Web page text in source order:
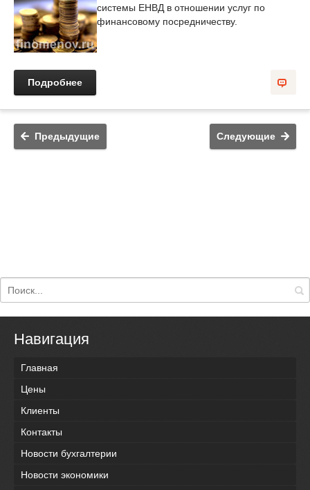
системы ЕНВД в отношении услуг по
финансовому посредничеству.
Подробнее
Предыдущие Следующие
Навигация
Главная
Цены
Клиенты
Контакты
Новости бухгалтерии
Новости экономики